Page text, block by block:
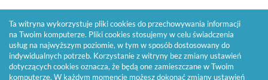
Ta witryna wykorzystuje pliki cookies do przechowywania informacji
na Twoim komputerze. Pliki cookies stosujemy w celu świadczenia
usług na najwyższym poziomie, w tym w sposób dostosowany do
indywidualnych potrzeb. Korzystanie z witryny bez zmiany ustawień
dotyczących cookies oznacza, że będą one zamieszczane w Twoim
komputerze. W każdym momencie możesz dokonać zmiany ustawień